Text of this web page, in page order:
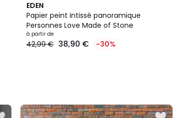
EDEN
Papier peint intissé panoramique
Personnes Love Made of Stone
à partir de
42,99 € 38,90 € -30%